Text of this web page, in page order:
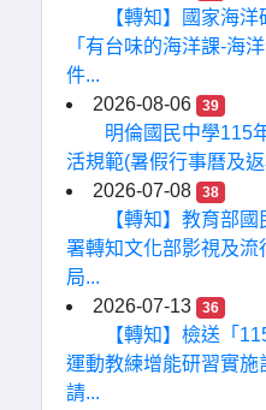
【轉知】國家海
「有台味的海洋課-海
件...
2026-08-06
39
明倫國民中學115
活規範(暑假行事曆及
2026-07-08
38
【轉知】教育部
署轉知文化部影視及流
局...
2026-07-13
36
【轉知】檢送「
運動教練增能研習實施
請...